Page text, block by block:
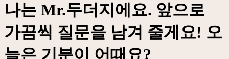
나는 Mr.두더지에요. 앞으로
가끔씩 질문을 남겨 줄게요! 오
늘은 기분이 어때요?